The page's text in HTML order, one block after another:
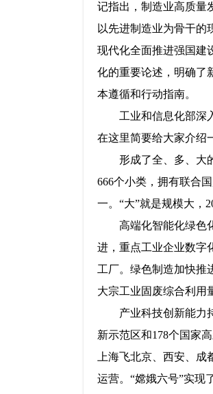
记指出，制造业高质量
以先进制造业为骨干的
现代化全面推进强国建
化的重要论述，明确了
本遵循和行动指南。
工业和信息化部深
在这里简要给大家介绍
形成了全、多、大
666个小类，拥有联合
一。“大”就是规模大，
高端化智能化绿色
进，重点工业企业数字
工厂。绿色制造加快推
大宗工业固废综合利用
产业科技创新能力
新示范区和178个国家
上海飞北京、西安、
运营。“嫦娥六号”实现